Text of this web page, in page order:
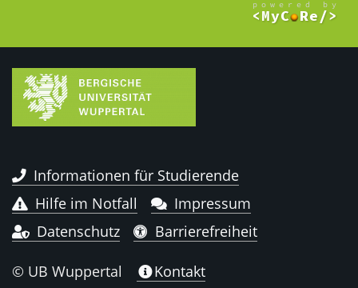
Informationen für Studierende
Hilfe im Notfall
Impressum
Datenschutz
Barrierefreiheit
© UB Wuppertal
Kontakt